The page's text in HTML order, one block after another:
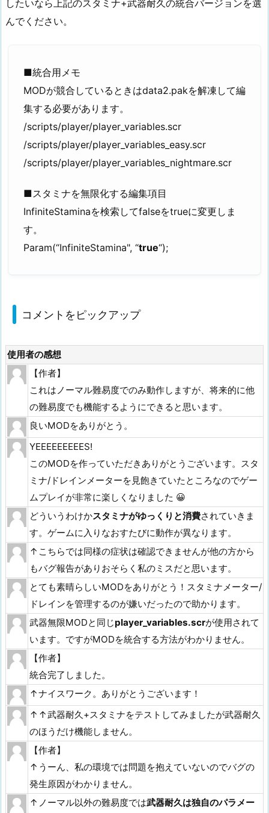
したいなら上記のスタミナ+武器耐久の統合バージョンを選
んでください。
■統合用メモ
MODが競合しているときはdata2.pakを解凍して編
集する必要があります。
/scripts/player/player_variables.scr
/scripts/player/player_variables_easy.scr
/scripts/player/player_variables_nightmare.scr
■スタミナを無限化する編集項目
InfiniteStaminaを検索してfalseをtrueに変更しま
す。
Param(“InfiniteStamina", “true“);
コメントをピックアップ
使用者の感想
【作者】
これはノーマル難易度でのみ動作しますが、将来的に他
の難易度でも機能するようにできると思います。
良いMODをありがとう。
YEEEEEEEEES!
このMODを作っていただきありがとうございます。スタ
ミナ/ドレインメーターを見飽きていたところなのでゲー
ムプレイが非常に楽しくなりました 😀
どういうわけかスタミナがゆっくりと消費されていきま
す。ゲームに入りなおすたびに動作が異なります。
↑こちらでは同様の症状は確認できませんが他の方から
もバグ報告がありおそらく私のミスだと思います。
とても素晴らしいMODをありがとう！スタミナメーター/
ドレインを管理するのが嫌いだったので助かります。
武器無限MODと同じplayer_variables.scrが使用されて
います。ですがMODを統合する方法がわかりません。
【作者】
統合完了しました。
↑ナイスワーク。ありがとうございます！
↑↑武器耐久+スタミナをテストしてみましたが武器耐久
のほうだけ機能しません。
【作者】
↑うーん、私の環境では問題を抱えていないのでバグの
発生原因がわかりません。
↑ノーマル以外の難易度では武器耐久は独自のパラメー